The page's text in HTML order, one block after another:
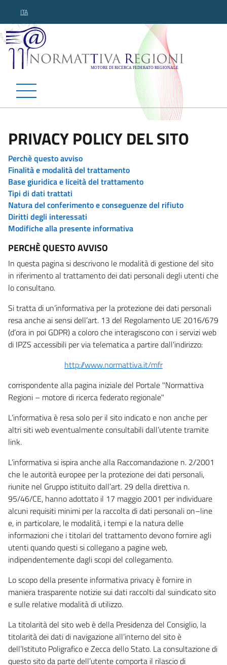
ITA
Normattiva Regioni -
PRIVACY POLICY DEL SITO
Perchè questo avviso
Finalità e modalità del trattamento
Base giuridica e liceità del trattamento
Tipi di dati trattati
Natura del conferimento e conseguenze del rifiuto
Diritti degli interessati
Modifiche alla presente informativa
PERCHÈ QUESTO AVVISO
In questa pagina si descrivono le modalità di gestione del sito
in riferimento al trattamento dei dati personali degli utenti che
lo consultano.
Si tratta di un’informativa per la protezione dei dati personali
resa anche ai sensi dell’art. 13 del Regolamento UE 2016/679
(d’ora in poi GDPR) a coloro che interagiscono con i servizi web
di IPZS accessibili per via telematica a partire dall’indirizzo:
http://www.normattiva.it/mfr
corrispondente alla pagina iniziale del Portale "Normattiva
Regioni – motore di ricerca federato regionale"
L’informativa è resa solo per il sito indicato e non anche per
altri siti web eventualmente consultabili dall’utente tramite
link.
L’informativa si ispira anche alla Raccomandazione n. 2/2001
che le autorità europee per la protezione dei dati personali,
riunite nel Gruppo istituito dall’art. 29 della direttiva n.
95/46/CE, hanno adottato il 17 maggio 2001 per individuare
alcuni requisiti minimi per la raccolta di dati personali on–line
e, in particolare, le modalità, i tempi e la natura delle
informazioni che i titolari del trattamento devono fornire agli
utenti quando questi si collegano a pagine web,
indipendentemente dagli scopi del collegamento.
Lo scopo della presente informativa privacy è fornire in
maniera trasparente notizie sui dati raccolti dal suindicato sito
e sulle relative modalità di utilizzo.
La titolarità del sito web è della Presidenza del Consiglio, la
titolarità dei dati di navigazione all’interno del sito è
dell’Istituto Poligrafico e Zecca dello Stato. La consultazione di
questo sito da parte dell’utente comporta il rilascio di